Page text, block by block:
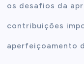
os desafios da
contribuições
aperfeiçoamento